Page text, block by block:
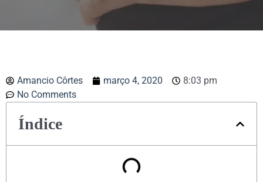
Amancio Côrtes março 4, 2020
8:03 pm
No Comments
Índice